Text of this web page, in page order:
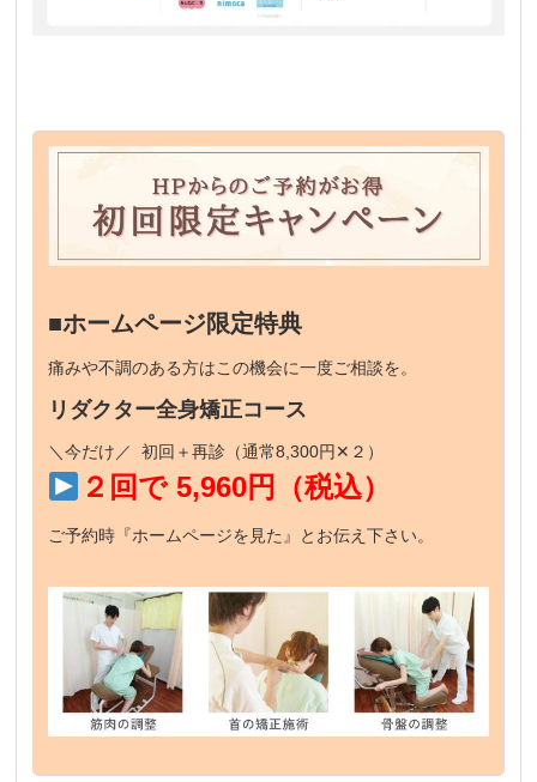
■ホームページ限定特典
痛みや不調のある方はこの機会に一度ご相談を。
リダクター全身矯正コース
＼今だけ／ 初回＋再診（通常8,300円✕２）
２回で 5,960円（税込）
ご予約時『ホームページを見た』とお伝え下さい。